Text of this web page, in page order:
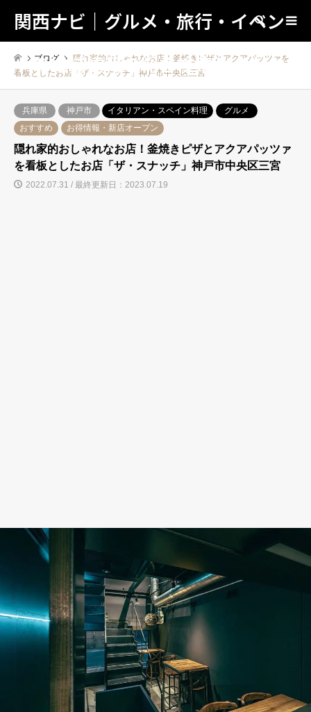
関西ナビ｜グルメ・旅行・イベン
トの地域情報の総合検索サイト！
検索
ブログ
隠れ家的おしゃれなお店！釜焼きピザとアクアパッツァを
看板としたお店「ザ・スナッチ」神戸市中央区三宮
兵庫県 神戸市 イタリアン・スペイン料理
グルメ
おすすめ
お得情報・新店オープン
隠れ家的おしゃれなお店！釜焼きピザとアクアパッツァ
を看板としたお店「ザ・スナッチ」神戸市中央区三宮
2022.07.31 / 最終更新日：2023.07.19